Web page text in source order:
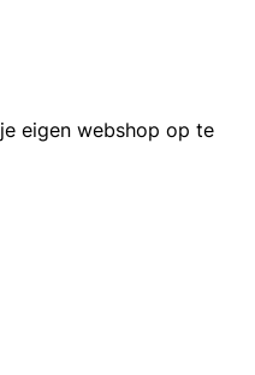
eigen webshop op te